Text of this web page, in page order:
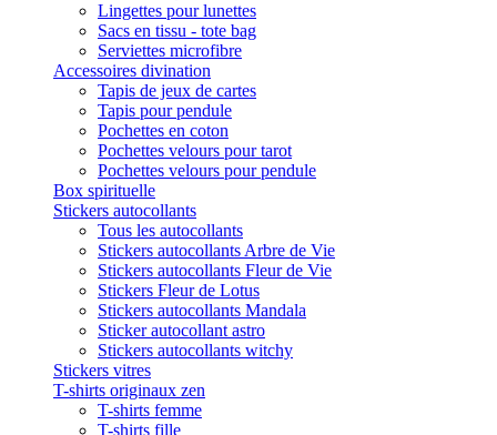
Lingettes pour lunettes
Sacs en tissu - tote bag
Serviettes microfibre
Accessoires divination
Tapis de jeux de cartes
Tapis pour pendule
Pochettes en coton
Pochettes velours pour tarot
Pochettes velours pour pendule
Box spirituelle
Stickers autocollants
Tous les autocollants
Stickers autocollants Arbre de Vie
Stickers autocollants Fleur de Vie
Stickers Fleur de Lotus
Stickers autocollants Mandala
Sticker autocollant astro
Stickers autocollants witchy
Stickers vitres
T-shirts originaux zen
T-shirts femme
T-shirts fille